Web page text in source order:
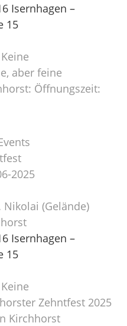
Isernhagen –
15
Keine
aber feine
Öffnungszeit:
2025
Nikolai (Gelände)
Isernhagen –
15
Keine
Zehntfest 2025
Kirchhorst